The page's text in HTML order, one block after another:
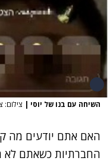
השיחה עם בנו של יוסי | צילום:
האם אתם יודעים מה
החברתיות כשאתם לא